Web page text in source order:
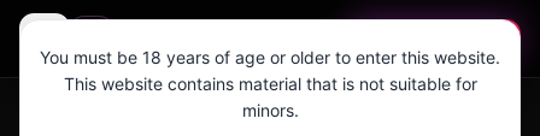
You must be 18 years of age or older to enter this website.
This website contains material that is not suitable for
minors.
AI Anime Kız Üreticisi: Mükemmel